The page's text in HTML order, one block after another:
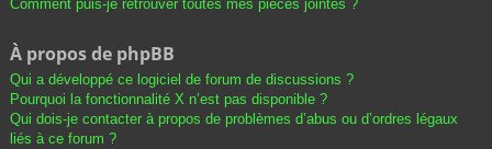
Comment puis-je retrouver toutes mes pièces jointes ?
À propos de phpBB
Qui a développé ce logiciel de forum de discussions ?
Pourquoi la fonctionnalité X n’est pas disponible ?
Qui dois-je contacter à propos de problèmes d’abus ou d’ordres légaux
liés à ce forum ?